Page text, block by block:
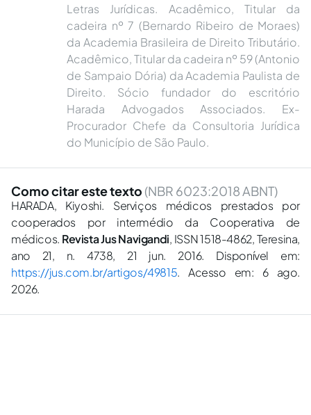
Letras Jurídicas. Acadêmico, Titular da
cadeira nº 7 (Bernardo Ribeiro de Moraes)
da Academia Brasileira de Direito Tributário.
Acadêmico, Titular da cadeira nº 59 (Antonio
de Sampaio Dória) da Academia Paulista de
Direito. Sócio fundador do escritório
Harada Advogados Associados. Ex-
Procurador Chefe da Consultoria Jurídica
do Município de São Paulo.
Como citar este texto (NBR 6023:2018 ABNT)
HARADA, Kiyoshi. Serviços médicos prestados por
cooperados por intermédio da Cooperativa de
médicos. Revista Jus Navigandi, ISSN 1518-4862, Teresina,
ano 21, n. 4738, 21 jun. 2016. Disponível em:
https://jus.com.br/artigos/49815. Acesso em: 6 ago.
2026.